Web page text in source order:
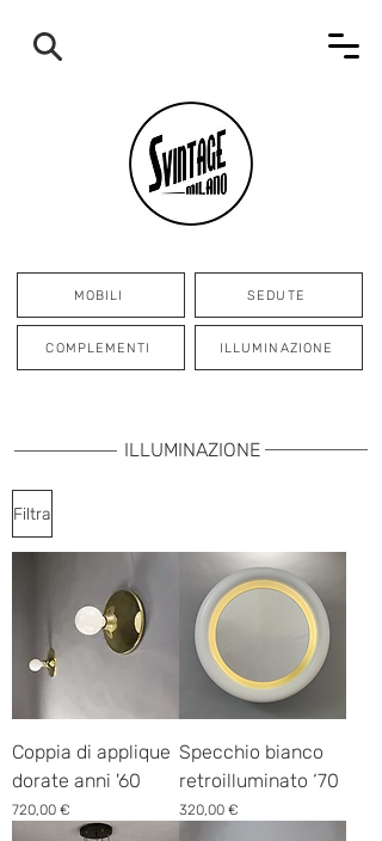
MOBILI
COMPLEMENTI
SEDUTE
ILLUMINAZIONE
ILLUMINAZIONE
Filtra
Coppia di applique
dorate anni '60
Prezzo
720,00 €
Specchio bianco
retroilluminato ‘70
Prezzo
320,00 €